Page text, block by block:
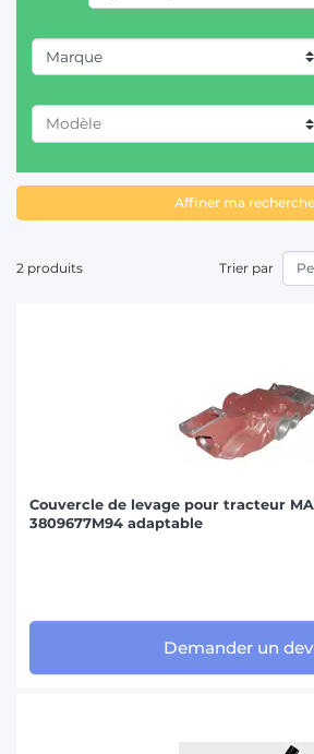
Marque
JOHN DEERE (1)
MASSEY FERGUSON (1)
Affiner ma recherche
2 produits Trier par
Couvercle de levage pour tracteur
3809677M94 adaptable
Demander un